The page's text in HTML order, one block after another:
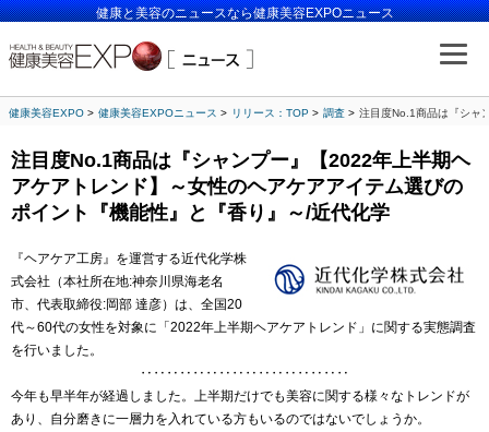
健康と美容のニュースなら健康美容EXPOニュース
健康美容EXPO 健康美容EXPOニュース リリース：TOP 調査 注目度No.1商品は『シャ
注目度No.1商品は『シャンプー』【2022年上半期ヘ
アケアトレンド】～女性のヘアケアアイテム選びの
ポイント『機能性』と『香り』～/近代化学
『ヘアケア工房』を運営する近代化学株
式会社（本社所在地:神奈川県海老名
市、代表取締役:岡部 達彦）は、全国20
代～60代の女性を対象に「2022年上半期ヘアケアトレンド」に関する実態調査
を行いました。
‥‥‥‥‥‥‥‥‥‥‥‥‥‥‥‥
今年も早半年が経過しました。上半期だけでも美容に関する様々なトレンドが
あり、自分磨きに一層力を入れている方もいるのではないでしょうか。